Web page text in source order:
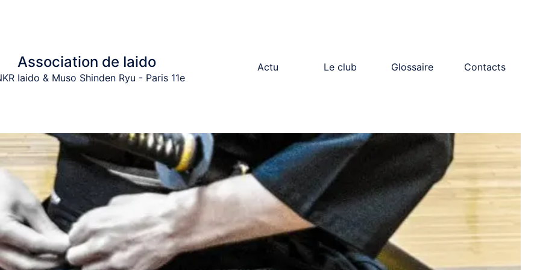
Association de Iaido
Iaido & Muso Shinden Ryu - Paris 11e
Actu Le club Glossaire Contacts